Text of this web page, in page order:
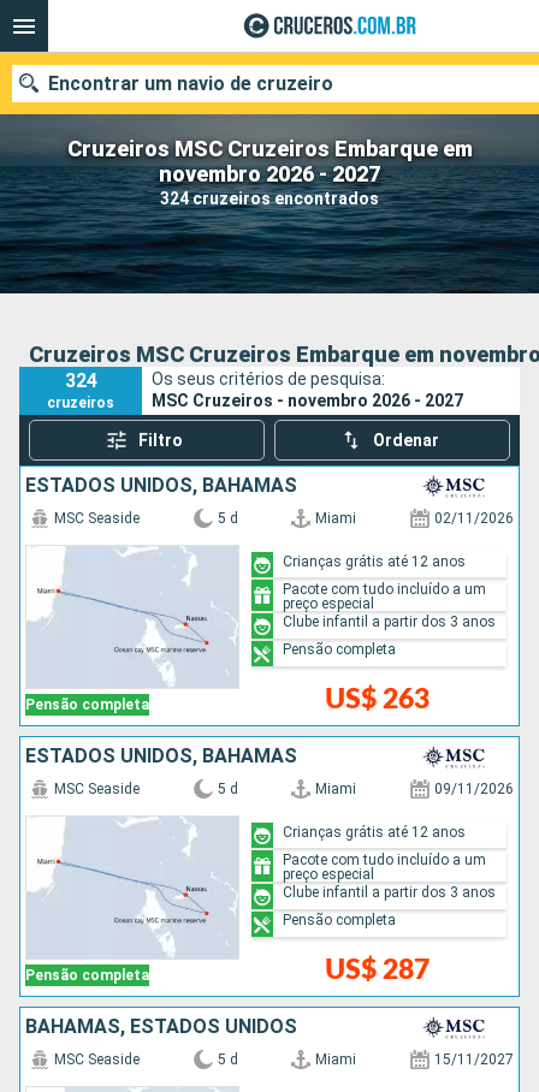
Cruzeiros MSC Cruzeiros Embarque em
novembro 2026 - 2027
324 cruzeiros encontrados
Encontrar um navio de cruzeiro
Quando ir?
Data de partida
Pesquisar
Cruzeiros MSC Cruzeiros Embarque em
324
cruzeiros
Os seus critérios de pesquisa:
MSC Cruzeiros - novembro 2026 - 2027
Filtro Ordenar
ESTADOS UNIDOS, BAHAMAS
Pensão completa
MSC Seaside 5 d Miami 02/11/2026
US$ 263
Crianças grátis até 12 anos
Pacote com tudo incluído a um
preço especial
Clube infantil a partir dos 3 anos
Pensão completa
ESTADOS UNIDOS, BAHAMAS
Pensão completa
MSC Seaside 5 d Miami 09/11/2026
US$ 287
Crianças grátis até 12 anos
Pacote com tudo incluído a um
preço especial
Clube infantil a partir dos 3 anos
Pensão completa
BAHAMAS, ESTADOS UNIDOS
MSC Seaside 5 d Miami 15/11/2027